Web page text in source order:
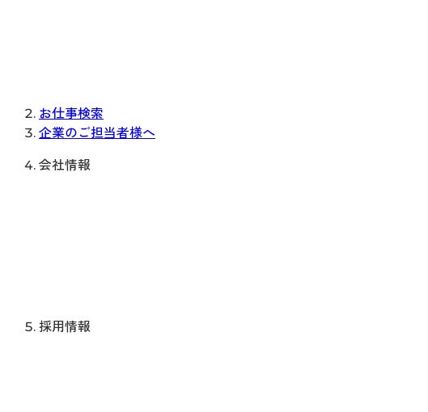
お仕事検索
企業のご担当者様へ
会社情報
採用情報